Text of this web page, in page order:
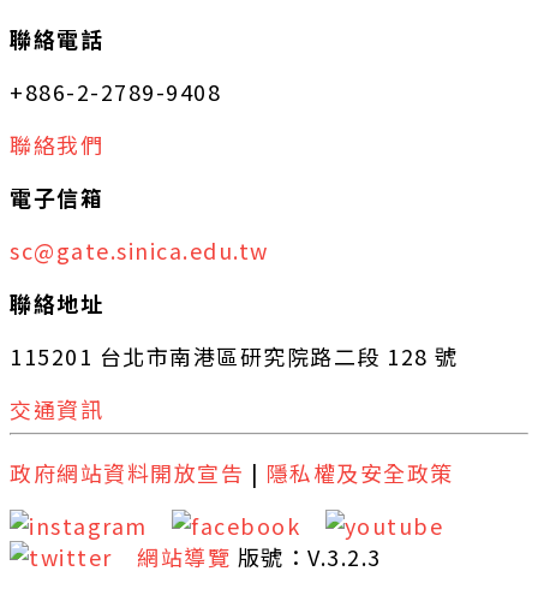
聯絡電話
+886-2-2789-9408
聯絡我們
電子信箱
sc@gate.sinica.edu.tw
聯絡地址
115201 台北市南港區研究院路二段 128 號
交通資訊
政府網站資料開放宣告 | 隱私權及安全政策
網站導覽 版號：V.3.2.3